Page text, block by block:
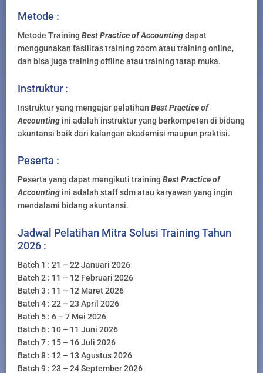
Metode :
Metode Training Best Practice of Accountingdapat
menggunakan fasilitas training zoom atau training online,
dan bisa juga training offline atau training tatap muka.
Instruktur :
Instruktur yang mengajar pelatihan Best Practice of
Accounting ini adalah instruktur yang berkompeten di bidang
akuntansi baik dari kalangan akademisi maupun praktisi.
Peserta :
Peserta yang dapat mengikuti training Best Practice of
Accounting ini adalah staff sdm atau karyawan yang ingin
mendalami bidang akuntansi.
Jadwal Pelatihan Mitra Solusi Training Tahun
2026 :
Batch 1 : 21 – 22 Januari 2026
Batch 2 : 11 – 12 Februari 2026
Batch 3 : 11 – 12 Maret 2026
Batch 4 : 22 – 23 April 2026
Batch 5 : 6 – 7 Mei 2026
Batch 6 : 10 – 11 Juni 2026
Batch 7 : 15 – 16 Juli 2026
Batch 8 : 12 – 13 Agustus 2026
Batch 9 : 23 – 24 September 2026